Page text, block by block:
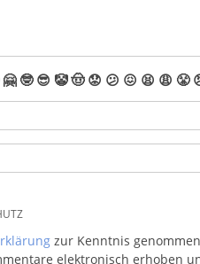
🤗 🤓 😎 🤡🤠 😟 😕 😖 😫 😩 😤
zur Kenntnis
elektronisch erhoben